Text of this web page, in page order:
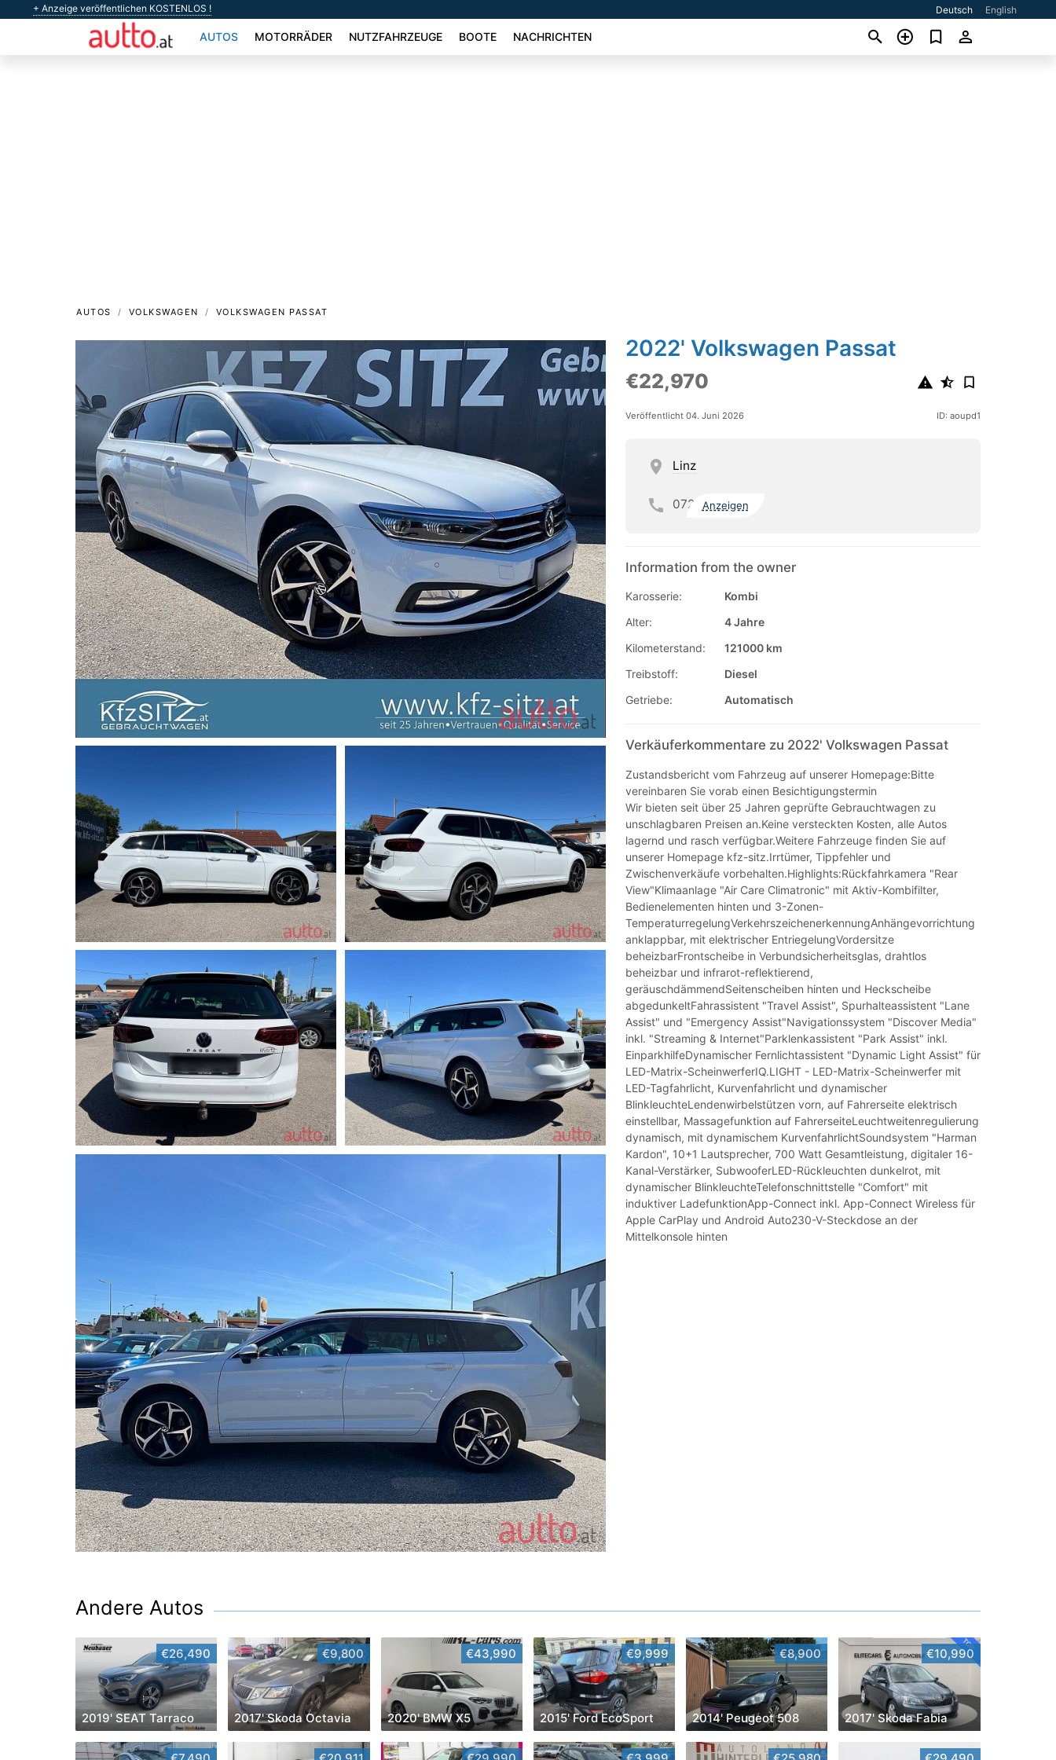
+ Anzeige veröffentlichen KOSTENLOS ! Deutsch English
AUTOS MOTORRÄDER NUTZFAHRZEUGE BOOTE NACHRICHTEN
AUTOS VOLKSWAGEN VOLKSWAGEN PASSAT
2022' Volkswagen Passat
€22,970
Veröffentlicht 04. Juni 2026 ID: aoupd1
Linz
072 Anzeigen
Information from the owner
Karosserie:
Kombi
Alter:
4 Jahre
Kilometerstand:
121000 km
Treibstoff:
Diesel
Getriebe:
Automatisch
Verkäuferkommentare zu 2022' Volkswagen Passat
Zustandsbericht vom Fahrzeug auf unserer Homepage:Bitte
vereinbaren Sie vorab einen Besichtigungstermin
Wir bieten seit über 25 Jahren geprüfte Gebrauchtwagen zu
unschlagbaren Preisen an.Keine versteckten Kosten, alle Autos
lagernd und rasch verfügbar.Weitere Fahrzeuge finden Sie auf
unserer Homepage kfz-sitz.Irrtümer, Tippfehler und
Zwischenverkäufe vorbehalten.Highlights:Rückfahrkamera "Rear
View"Klimaanlage "Air Care Climatronic" mit Aktiv-Kombifilter,
Bedienelementen hinten und 3-Zonen-
TemperaturregelungVerkehrszeichenerkennungAnhängevorrichtung
anklappbar, mit elektrischer EntriegelungVordersitze
beheizbarFrontscheibe in Verbundsicherheitsglas, drahtlos
beheizbar und infrarot-reflektierend,
geräuschdämmendSeitenscheiben hinten und Heckscheibe
abgedunkeltFahrassistent "Travel Assist", Spurhalteassistent "Lane
Assist" und "Emergency Assist"Navigationssystem "Discover Media"
inkl. "Streaming & Internet"Parklenkassistent "Park Assist" inkl.
EinparkhilfeDynamischer Fernlichtassistent "Dynamic Light Assist" für
LED-Matrix-ScheinwerferIQ.LIGHT - LED-Matrix-Scheinwerfer mit
LED-Tagfahrlicht, Kurvenfahrlicht und dynamischer
BlinkleuchteLendenwirbelstützen vorn, auf Fahrerseite elektrisch
einstellbar, Massagefunktion auf FahrerseiteLeuchtweitenregulierung
dynamisch, mit dynamischem KurvenfahrlichtSoundsystem "Harman
Kardon", 10+1 Lautsprecher, 700 Watt Gesamtleistung, digitaler 16-
Kanal-Verstärker, SubwooferLED-Rückleuchten dunkelrot, mit
dynamischer BlinkleuchteTelefonschnittstelle "Comfort" mit
induktiver LadefunktionApp-Connect inkl. App-Connect Wireless für
Apple CarPlay und Android Auto230-V-Steckdose an der
Mittelkonsole hinten
Andere Autos
€26,490
2019' SEAT Tarraco
€9,800
2017' Skoda Octavia
€43,990
2020' BMW X5
€9,999
2015' Ford EcoSport
€8,900
2014' Peugeot 508
€10,990
2017' Skoda Fabia